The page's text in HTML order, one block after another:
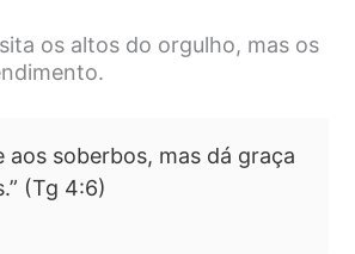
os altos do orgulho, mas os
aos soberbos, mas dá graça
(Tg 4:6)